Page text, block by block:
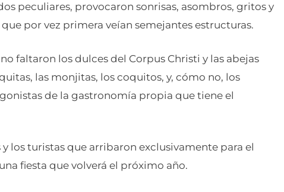
peculiares, provocaron sonrisas, asombros, gritos y
por vez primera veían semejantes estructuras.
faltaron los dulces del Corpus Christi y las abejas
las monjitas, los coquitos, y, cómo no, los
de la gastronomía propia que tiene el
los turistas que arribaron exclusivamente para el
fiesta que volverá el próximo año.